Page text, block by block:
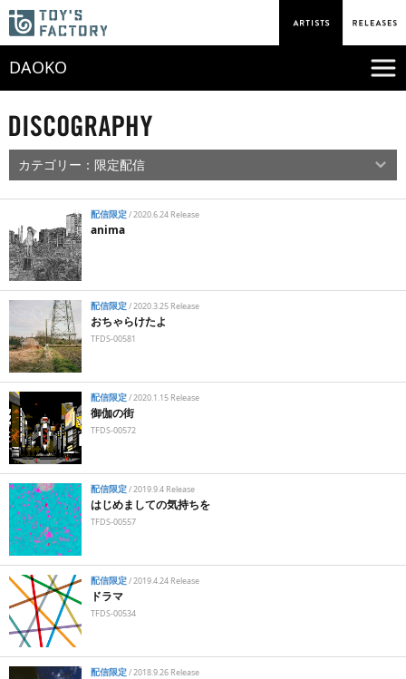
DAOKO
配信限定/2020.6.24 Release
anima
配信限定/2020.3.25 Release
おちゃらけたよ
TFDS-00581
配信限定/2020.1.15 Release
御伽の街
TFDS-00572
配信限定/2019.9.4 Release
はじめましての気持ちを
TFDS-00557
配信限定/2019.4.24 Release
ドラマ
TFDS-00534
配信限定/2018.9.26 Release